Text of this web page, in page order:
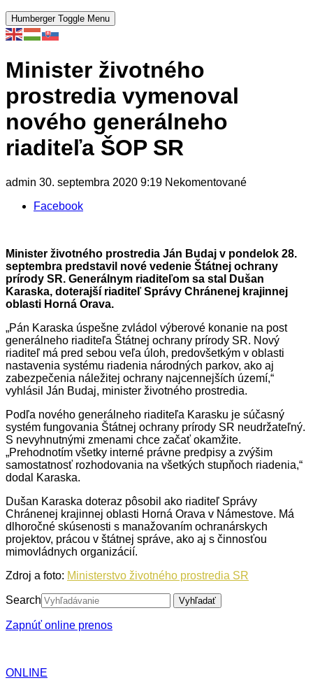
Humberger Toggle Menu
Minister životného
prostredia vymenoval
nového generálneho
riaditeľa ŠOP SR
admin 30. septembra 2020 9:19 Nekomentované
Facebook
Minister životného prostredia Ján Budaj v pondelok 28.
septembra predstavil nové vedenie Štátnej ochrany
prírody SR. Generálnym riaditeľom sa stal Dušan
Karaska, doterajší riaditeľ Správy Chránenej krajinnej
oblasti Horná Orava.
„Pán Karaska úspešne zvládol výberové konanie na post
generálneho riaditeľa Štátnej ochrany prírody SR. Nový
riaditeľ má pred sebou veľa úloh, predovšetkým v oblasti
nastavenia systému riadenia národných parkov, ako aj
zabezpečenia náležitej ochrany najcennejších území,“
vyhlásil Ján Budaj, minister životného prostredia.
Podľa nového generálneho riaditeľa Karasku je súčasný
systém fungovania Štátnej ochrany prírody SR neudržateľný.
S nevyhnutnými zmenami chce začať okamžite.
„Prehodnotím všetky interné právne predpisy a zvýšim
samostatnosť rozhodovania na všetkých stupňoch riadenia,“
dodal Karaska.
Dušan Karaska doteraz pôsobil ako riaditeľ Správy
Chránenej krajinnej oblasti Horná Orava v Námestove. Má
dlhoročné skúsenosti s manažovaním ochranárskych
projektov, prácou v štátnej správe, ako aj s činnosťou
mimovládnych organizácií.
Zdroj a foto: Ministerstvo životného prostredia SR
Search Vyhľadať
Zapnúť online prenos
ONLINE